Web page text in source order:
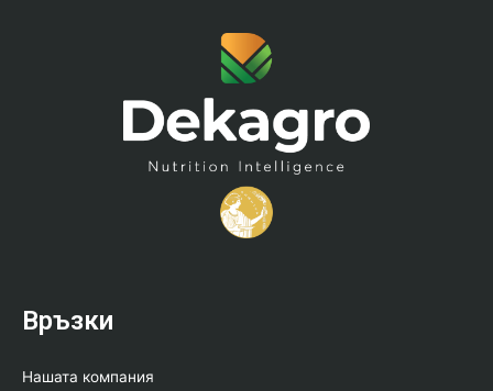
Връзки
Нашата компания